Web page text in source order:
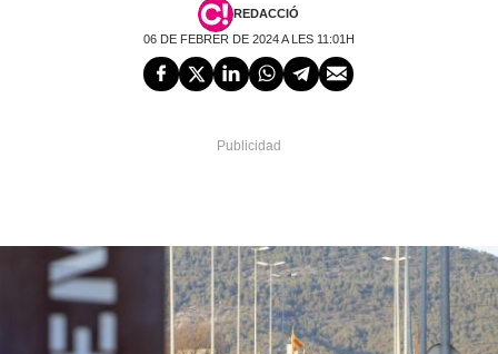
REDACCIÓ
06 DE FEBRER DE 2024 A LES 11:01H